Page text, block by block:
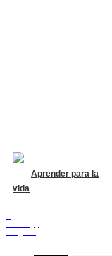
Aprender para la
vida